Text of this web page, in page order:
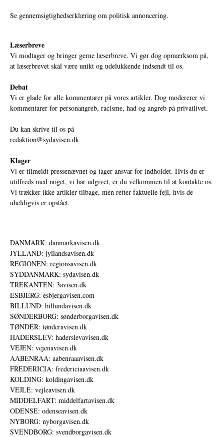
Se gennemsigtighedserklæring om politisk annoncering.
Læserbreve
Vi modtager og bringer gerne læserbreve. Vi gør dog opmærksom på,
at læserbrevet skal være unikt og udelukkende indsendt til os.
Debat
Vi er glade for alle kommentarer på vores artikler. Dog modererer vi
kommentarer for personangreb, racisme, had og angreb på privatlivet.
Du kan skrive til os på
redaktion@sydavisen.dk
Klager
Vi er tilmeldt pressenævnet og tager ansvar for indholdet. Hvis du er
utilfreds med noget, vi har udgivet, er du velkommen til at kontakte os.
Vi trækker ikke artikler tilbage, men retter faktuelle fejl, hvis de
uheldigvis er opstået.
DANMARK: danmarkavisen.dk
JYLLAND: jyllandsavisen.dk
REGIONEN: regionsavisen.dk
SYDDANMARK: sydavisen.dk
TREKANTEN: 3avisen.dk
ESBJERG: esbjergavisen.com
BILLUND: billundavisen.dk
SØNDERBORG: sønderborgavisen.dk
TØNDER: tønderavisen.dk
HADERSLEV: haderslevavisen.dk
VEJEN: vejenavisen.dk
AABENRAA: aabenraaavisen.dk
FREDERICIA: fredericiaavisen.dk
KOLDING: koldingavisen.dk
VEJLE: vejleavisen.dk
MIDDELFART: middelfartavisen.dk
ODENSE: odenseavisen.dk
NYBORG: nyborgavisen.dk
SVENDBORG: svendborgavisen.dk